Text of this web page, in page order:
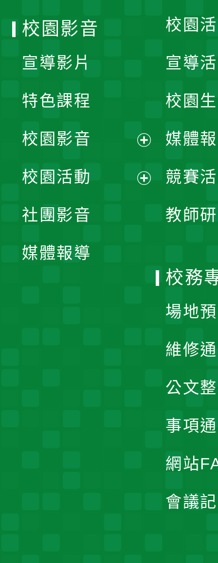
校園
宣導
校園
媒體
競賽
教師
校園影音
宣導影片
特色課程
校園影音
開
校園活動
社團影音
媒體報導
校務
場地
維修
公文
事項
網站
會議